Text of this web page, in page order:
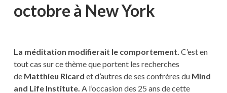
octobre à New York
La méditation modifierait le comportement. C’est en
tout cas sur ce thème que portent les recherches
deMatthieu Ricard et d’autres de ses confrères duMind
and Life Institute. A l’occasion des 25 ans de cette